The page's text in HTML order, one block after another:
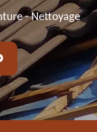
- Nettoyage